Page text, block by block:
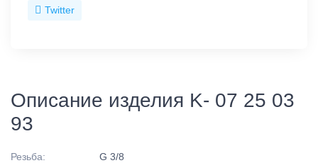
Twitter
Описание изделия K- 07 25 03
93
Резьба: G 3/8